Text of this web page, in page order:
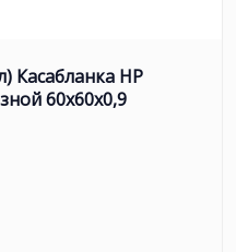
Касабланка HP
60x60x0,9